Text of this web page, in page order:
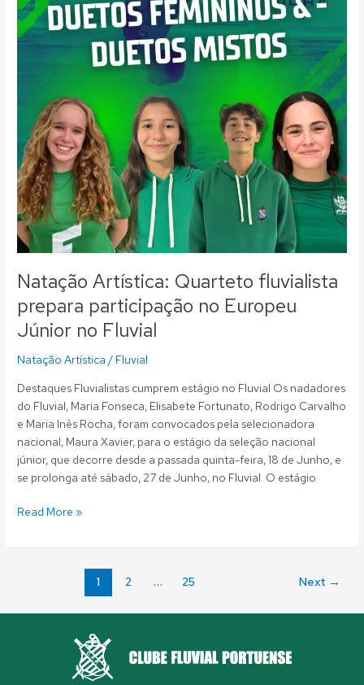
Natação Artística: Quarteto fluvialista
prepara participação no Europeu
Júnior no Fluvial
Natação Artística / Fluvial
Destaques Fluvialistas cumprem estágio no Fluvial Os nadadores
do Fluvial, Maria Fonseca, Elisabete Fortunato, Rodrigo Carvalho
e Maria Inês Rocha, foram convocados pela selecionadora
nacional, Maura Xavier, para o estágio da seleção nacional
júnior, que decorre desde a passada quinta-feira, 18 de Junho, e
se prolonga até sábado, 27 de Junho, no Fluvial. O estágio
no
Fluvial
Read More »
1 2 … 25 Next →